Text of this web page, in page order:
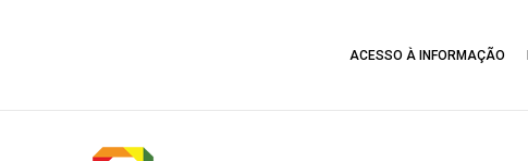
ACESSO À INFORMAÇÃO